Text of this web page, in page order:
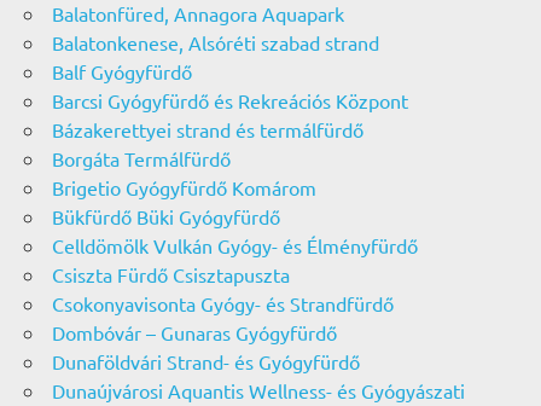
Balatonfüred, Annagora Aquapark
Balatonkenese, Alsóréti szabad strand
Balf Gyógyfürdő
Barcsi Gyógyfürdő és Rekreációs Központ
Bázakerettyei strand és termálfürdő
Borgáta Termálfürdő
Brigetio Gyógyfürdő Komárom
Bükfürdő Büki Gyógyfürdő
Celldömölk Vulkán Gyógy- és Élményfürdő
Csiszta Fürdő Csisztapuszta
Csokonyavisonta Gyógy- és Strandfürdő
Dombóvár – Gunaras Gyógyfürdő
Dunaföldvári Strand- és Gyógyfürdő
Dunaújvárosi Aquantis Wellness- és Gyógyászati